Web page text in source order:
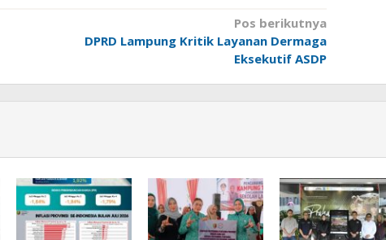
Pos berikutnya
DPRD Lampung Kritik Layanan Dermaga
Eksekutif ASDP